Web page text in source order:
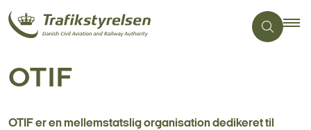
OTIF
OTIF er en mellemstatslig organisation dedikeret til